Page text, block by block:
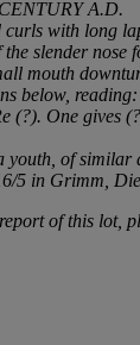
A.D.
curls with long
slender
mouth
below,
(?). One gives
of similar
5 in Grimm,
of this lot,